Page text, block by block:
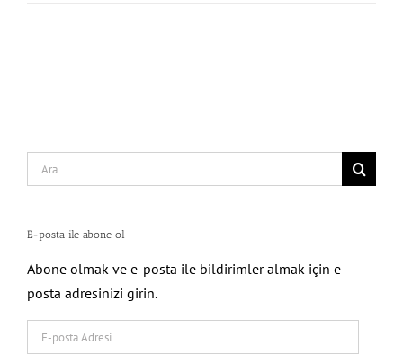
Search
for:
E-posta ile abone ol
Abone olmak ve e-posta ile bildirimler almak için e-
posta adresinizi girin.
posta